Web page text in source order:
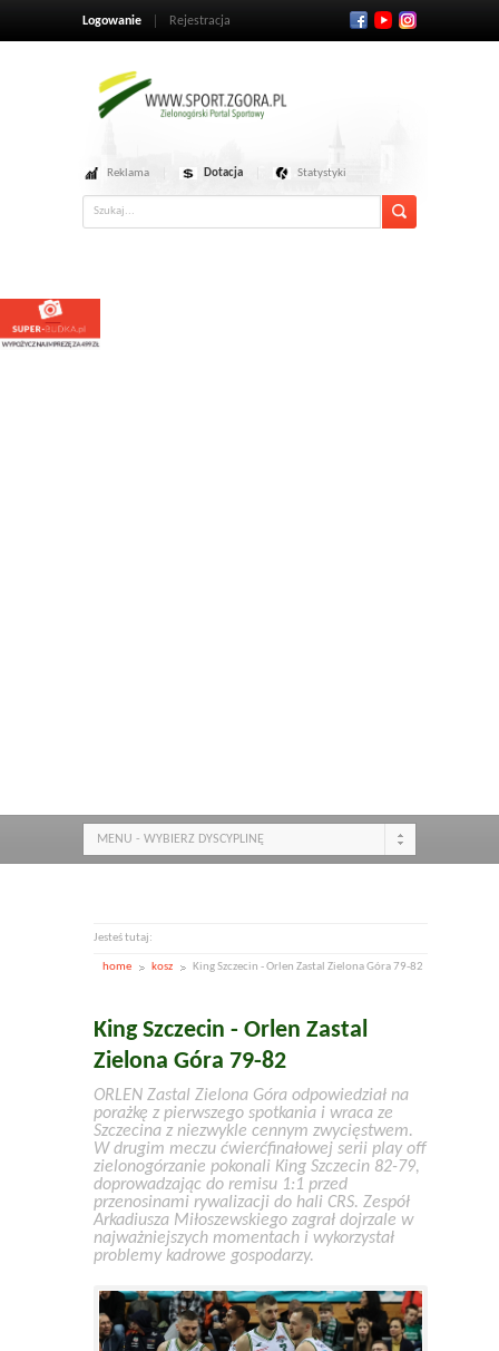
Logowanie Rejestracja
Reklama Dotacja Statystyki
MENU - WYBIERZ DYSCYPLINĘ
Jesteś tutaj:
home kosz King Szczecin - Orlen Zastal Zielona Góra 79-82
King Szczecin - Orlen Zastal
Zielona Góra 79-82
ORLEN Zastal Zielona Góra odpowiedział na
porażkę z pierwszego spotkania i wraca ze
Szczecina z niezwykle cennym zwycięstwem.
W drugim meczu ćwierćfinałowej serii play off
zielonogórzanie pokonali King Szczecin 82-79,
doprowadzając do remisu 1:1 przed
przenosinami rywalizacji do hali CRS. Zespół
Arkadiusza Miłoszewskiego zagrał dojrzale w
najważniejszych momentach i wykorzystał
problemy kadrowe gospodarzy.